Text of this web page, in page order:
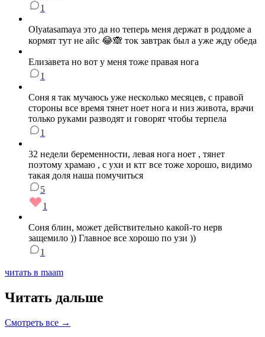
1
Olyatasamaya это да но теперь меня держат в роддоме а
кормят тут не айс 😂🙈 ток завтрак был а уже жду обеда
Елизавета но вот у меня тоже правая нога
1
Соня я так мучаюсь уже несколько месяцев, с правой
стороны все время тянет ноет нога и низ живота, врачи
только руками разводят и говорят чтобы терпела
1
32 недели беременности, левая нога ноет , тянет
поэтому храмаю , с ухи и ктг все тоже хорошо, видимо
такая доля наша помучиться
5
1
Соня блин, может действительно какой-то нерв
защемило )) Главное все хорошо по узи ))
1
читать в maam
Читать дальше
Смотреть все →